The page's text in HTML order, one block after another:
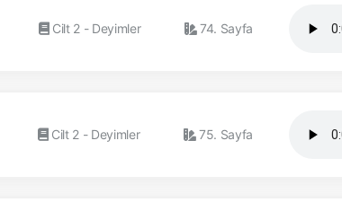
Cilt 2 - Deyimler 74. Sayfa
Cilt 2 - Deyimler 75. Sayfa